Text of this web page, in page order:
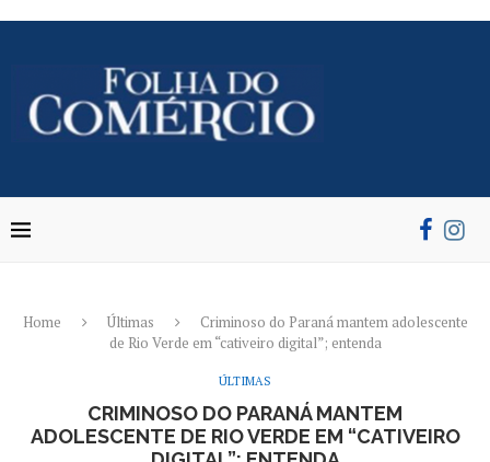
Home Últimas
Criminoso do Paraná mantem adolescente
de Rio Verde em “cativeiro digital”; entenda
ÚLTIMAS
CRIMINOSO DO PARANÁ MANTEM
ADOLESCENTE DE RIO VERDE EM “CATIVEIRO